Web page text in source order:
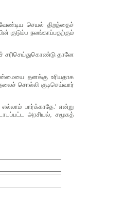
செயல் திறத்தைச்
நலங்காப்பதற்கும்
சரிசெய்துகொண்டு தானே
தனக்கு உரியதாக
சொல்லி குடிசெய்வார்
பார்க்காதே.' என்று
அரசியல், சமூகத்